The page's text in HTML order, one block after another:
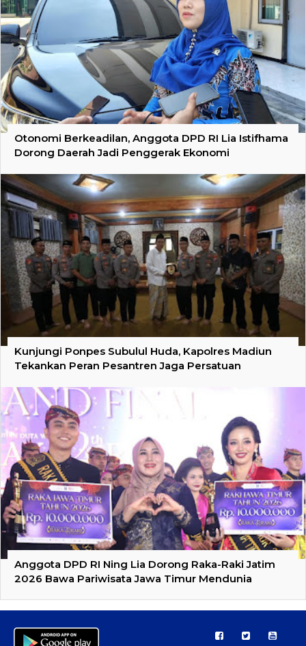
Otonomi Berkeadilan, Anggota DPD RI Lia Istifhama
Dorong Daerah Jadi Penggerak Ekonomi
Kunjungi Ponpes Subulul Huda, Kapolres Madiun
Tekankan Peran Pesantren Jaga Persatuan
Anggota DPD RI Ning Lia Dorong Raka-Raki Jatim
2026 Bawa Pariwisata Jawa Timur Mendunia